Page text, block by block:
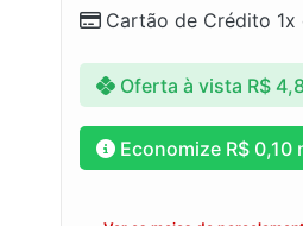
Cartão de Crédito 1x
Oferta à vista R$
Economize R$0,10